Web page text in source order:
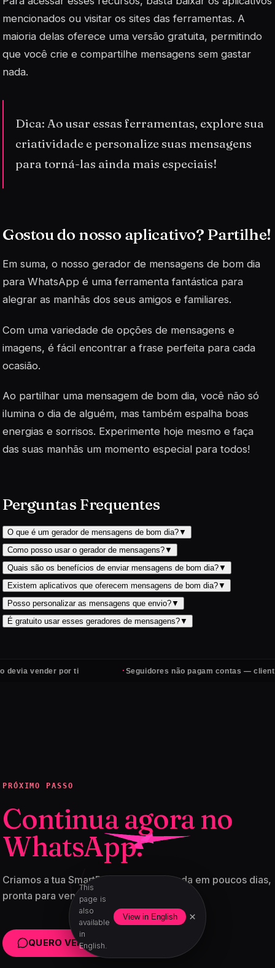
This
page is
also
available
in
English.
View in English ×
mencionados ou visitar os sites das ferramentas. A
maioria delas oferece uma versão gratuita, permitindo
que você crie e compartilhe mensagens sem gastar
nada.
Dica: Ao usar essas ferramentas, explore sua
criatividade e personalize suas mensagens
para torná-las ainda mais especiais!
Gostou do nosso aplicativo? Partilhe!
Em suma, o nosso gerador de mensagens de bom dia
para WhatsApp é uma ferramenta fantástica para
alegrar as manhãs dos seus amigos e familiares.
Com uma variedade de opções de mensagens e
imagens, é fácil encontrar a frase perfeita para cada
ocasião.
Ao partilhar uma mensagem de bom dia, você não só
ilumina o dia de alguém, mas também espalha boas
energias e sorrisos. Experimente hoje mesmo e faça
das suas manhãs um momento especial para todos!
Perguntas Frequentes
O que é um gerador de mensagens de bom dia?▼
Como posso usar o gerador de mensagens?▼
Quais são os benefícios de enviar mensagens de bom dia?▼
Existem aplicativos que oferecem mensagens de bom dia?▼
Posso personalizar as mensagens que envio?▼
É gratuito usar esses geradores de mensagens?▼
por ti Seguidores não pagam contas — clientes sim
PRÓXIMO PASSO
Continua agora no
WhatsApp.
Criamos a tua SmartPage™ personalizada em poucos dias,
pronta para vender.
QUERO VENDER MAIS